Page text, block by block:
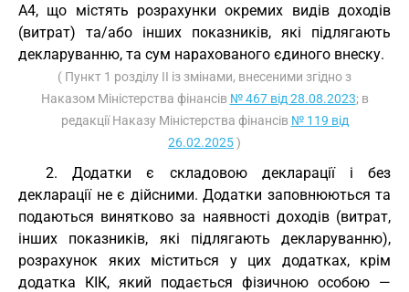
A4, що містять розрахунки окремих видів доходів
(витрат) та/або інших показників, які підлягають
декларуванню, та сум нарахованого єдиного внеску.
( Пункт 1 розділу II із змінами, внесеними згідно з
Наказом Міністерства фінансів № 467 від 28.08.2023; в
редакції Наказу Міністерства фінансів № 119 від
26.02.2025)
2. Додатки є складовою декларації і без
декларації не є дійсними. Додатки заповнюються та
подаються винятково за наявності доходів (витрат,
інших показників, які підлягають декларуванню),
розрахунок яких міститься у цих додатках, крім
додатка КІК, який подається фізичною особою —